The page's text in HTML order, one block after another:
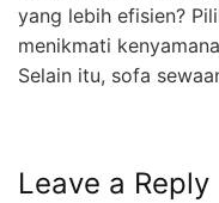
yang lebih efisien?
menikmati
Selain itu, sofa
Leave a Reply